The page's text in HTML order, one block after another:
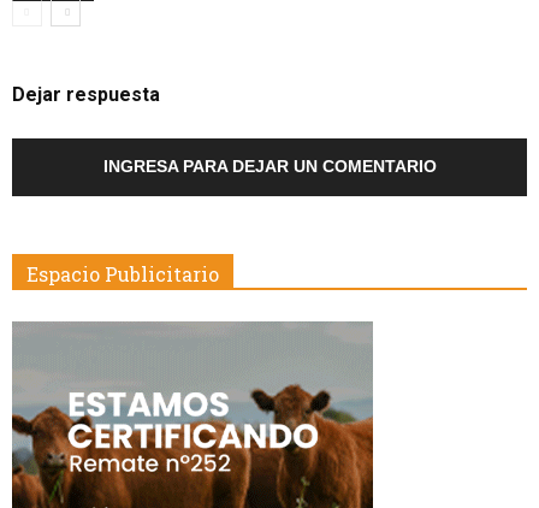
Dejar respuesta
INGRESA PARA DEJAR UN COMENTARIO
Espacio Publicitario